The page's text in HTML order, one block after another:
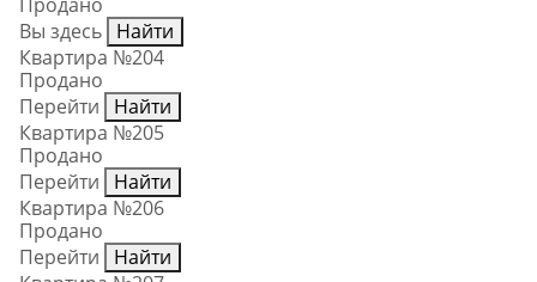
Вы здесь Найти
Квартира №204
Продано
Перейти
Найти
Квартира №205
Продано
Перейти
Найти
Квартира №206
Продано
Перейти
Найти